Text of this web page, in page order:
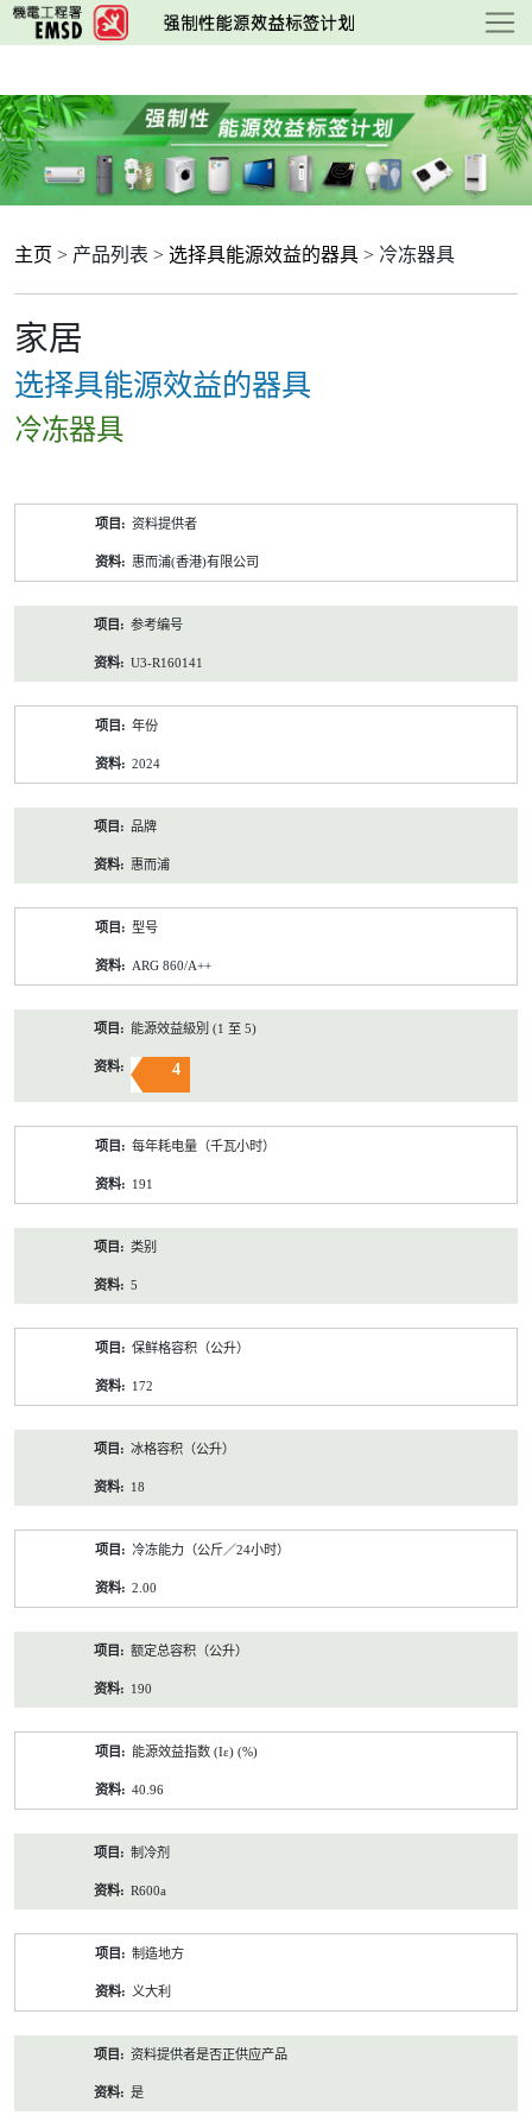
跳
至
要
内
容
主页 > 产品列表 > 选择具能源效益的器具 > 冷冻器具
家居
选择具能源效益的器具
冷冻器具
资料提供者
惠而浦(香港)有限公司
参考编号
U3-R160141
年份
2024
品牌
惠而浦
型号
ARG 860/A++
能源效益級別 (1 至 5)
4
每年耗电量（千瓦小时）
191
类别
5
保鲜格容积（公升）
172
冰格容积（公升）
18
冷冻能力（公斤／24小时）
2.00
额定总容积（公升）
190
能源效益指数 (Iε) (%)
40.96
制冷剂
R600a
制造地方
义大利
资料提供者是否正供应产品
是